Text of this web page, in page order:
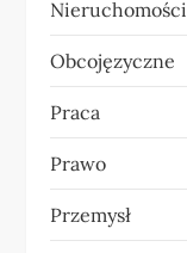
Nieruchomości
Obcojęzyczne
Praca
Prawo
Przemysł